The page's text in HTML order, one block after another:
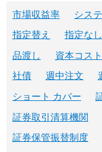
市場収益率 シス
指定替え 指定なし
品渡し 資本コスト
社債 週中注文
ショート カバー
証券取引清算機関
証券保管振替制度